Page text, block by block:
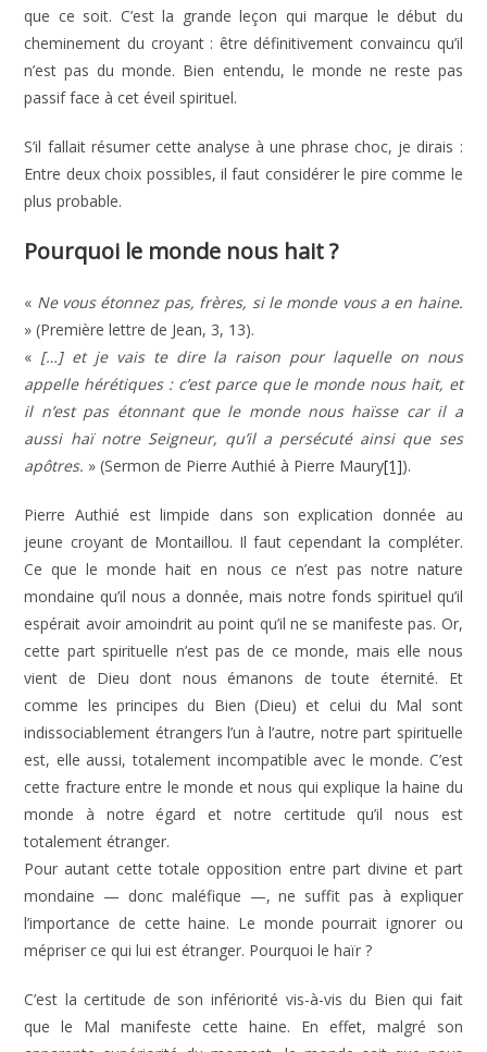
que ce soit. C’est la grande leçon qui marque le début du
cheminement du croyant : être définitivement convaincu qu’il
n’est pas du monde. Bien entendu, le monde ne reste pas
passif face à cet éveil spirituel.
S’il fallait résumer cette analyse à une phrase choc, je dirais :
Entre deux choix possibles, il faut considérer le pire comme le
plus probable.
Pourquoi le monde nous hait ?
« Ne vous étonnez pas, frères, si le monde vous a en haine.
» (Première lettre de Jean, 3, 13).
« […] et je vais te dire la raison pour laquelle on nous
appelle hérétiques : c’est parce que le monde nous hait, et
il n’est pas étonnant que le monde nous haïsse car il a
aussi haï notre Seigneur, qu’il a persécuté ainsi que ses
apôtres. » (Sermon de Pierre Authié à Pierre Maury[1]).
Pierre Authié est limpide dans son explication donnée au
jeune croyant de Montaillou. Il faut cependant la compléter.
Ce que le monde hait en nous ce n’est pas notre nature
mondaine qu’il nous a donnée, mais notre fonds spirituel qu’il
espérait avoir amoindrit au point qu’il ne se manifeste pas. Or,
cette part spirituelle n’est pas de ce monde, mais elle nous
vient de Dieu dont nous émanons de toute éternité. Et
comme les principes du Bien (Dieu) et celui du Mal sont
indissociablement étrangers l’un à l’autre, notre part spirituelle
est, elle aussi, totalement incompatible avec le monde. C’est
cette fracture entre le monde et nous qui explique la haine du
monde à notre égard et notre certitude qu’il nous est
totalement étranger.
Pour autant cette totale opposition entre part divine et part
mondaine — donc maléfique —, ne suffit pas à expliquer
l’importance de cette haine. Le monde pourrait ignorer ou
mépriser ce qui lui est étranger. Pourquoi le haïr ?
C’est la certitude de son infériorité vis-à-vis du Bien qui fait
que le Mal manifeste cette haine. En effet, malgré son